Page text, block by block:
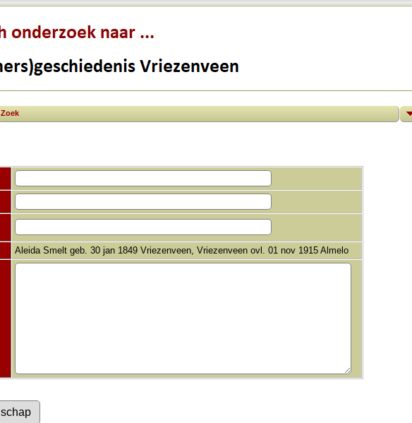
Zoek
Aleida Smelt geb. 30 jan 1849 Vriezenveen, Vriezenveen ovl. 01 nov 1915 Almelo